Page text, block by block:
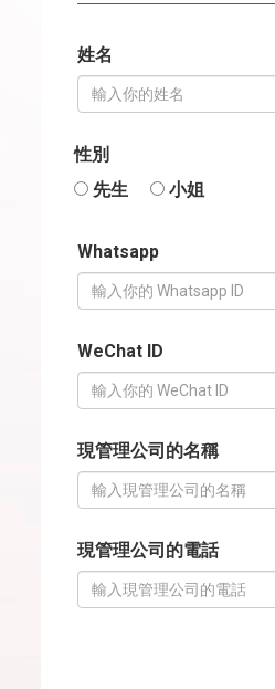
姓名
性別
先生
小姐
Whatsapp
WeChat ID
現管理公司的名稱
現管理公司的電話